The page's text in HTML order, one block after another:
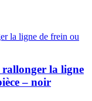
la ligne
– noir